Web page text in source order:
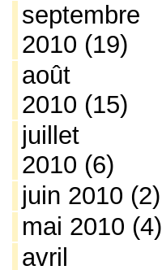
septembre
2010 (19)
août
2010 (15)
juillet
2010 (6)
juin 2010 (2)
mai 2010 (4)
avril